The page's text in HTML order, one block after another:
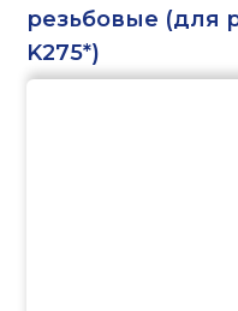
резьбовые (для
K275*)